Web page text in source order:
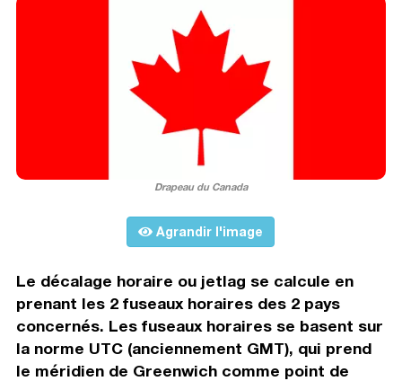
Drapeau du Canada
Agrandir l'image
Le décalage horaire ou jetlag se calcule en
prenant les 2 fuseaux horaires des 2 pays
concernés. Les fuseaux horaires se basent sur
la norme UTC (anciennement GMT), qui prend
le méridien de Greenwich comme point de